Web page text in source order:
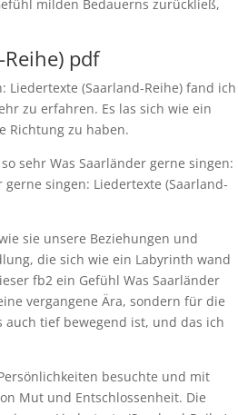
milden Bedauerns zurückließ,
pdf
Liedertexte (Saarland-Reihe) fand ich
zu erfahren. Es las sich wie ein
Richtung zu haben.
sehr Was Saarländer gerne singen:
singen: Liedertexte (Saarland-
sie unsere Beziehungen und
die sich wie ein Labyrinth wand
fb2 ein Gefühl Was Saarländer
vergangene Ära, sondern für die
tief bewegend ist, und das ich
besuchte und mit
Mut und Entschlossenheit. Die